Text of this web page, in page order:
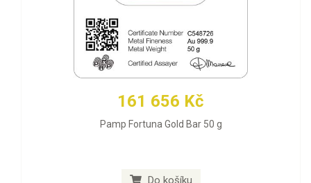
161 656 Kč
Pamp Fortuna Gold Bar 50 g
Do košíku